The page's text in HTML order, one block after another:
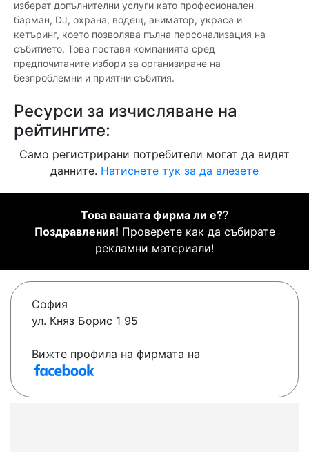
изберат допълнителни услуги като професионален
барман, DJ, охрана, водещ, аниматор, украса и
кетъринг, което позволява пълна персонализация на
събитието. Това поставя компанията сред
предпочитаните избори за организиране на
безпроблемни и приятни събития.
Ресурси за изчисляване на
рейтингите:
Само регистрирани потребители могат да видят
данните. Натиснете тук за да влезете
Това вашата фирма ли е??
Поздравления! Проверете как да събирате
рекламни материали!
София
ул. Княз Борис 1 95
Вижте профила на фирмата на